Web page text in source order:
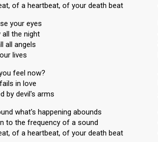
of a heartbeat, of your death beat
your eyes
all the night
all angels
lives
feel now?
in love
by devil's arms
what's happening abounds
to the frequency of a sound
of a heartbeat, of your death beat